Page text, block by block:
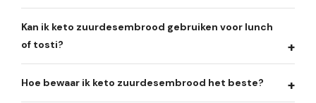
Kan ik keto zuurdesembrood gebruiken voor lunch
of tosti?
Hoe bewaar ik keto zuurdesembrood het beste?